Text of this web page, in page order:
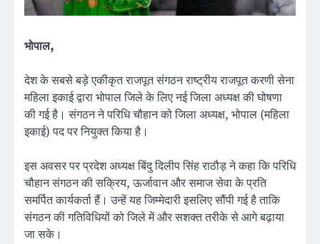
भोपाल,
देश के सबसे बड़े एकीकृत राजपूत संगठन राष्ट्रीय राजपूत करणी सेना
महिला इकाई द्वारा भोपाल जिले के लिए नई जिला अध्यक्ष की घोषणा
की गई है। संगठन ने परिधि चौहान को जिला अध्यक्ष, भोपाल (महिला
इकाई) पद पर नियुक्त किया है।
इस अवसर पर प्रदेश अध्यक्ष बिंदु दिलीप सिंह राठौड़ ने कहा कि परिधि
चौहान संगठन की सक्रिय, ऊर्जावान और समाज सेवा के प्रति
समर्पित कार्यकर्ता हैं। उन्हें यह जिम्मेदारी इसलिए सौंपी गई है ताकि
संगठन की गतिविधियों को जिले में और सशक्त तरीके से आगे बढ़ाया
जा सके।